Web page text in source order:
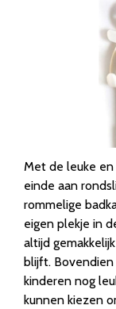
Met de leuke
einde aan
rommelige
eigen plekje in
altijd
blijft.
kinderen nog
kunnen kiezen